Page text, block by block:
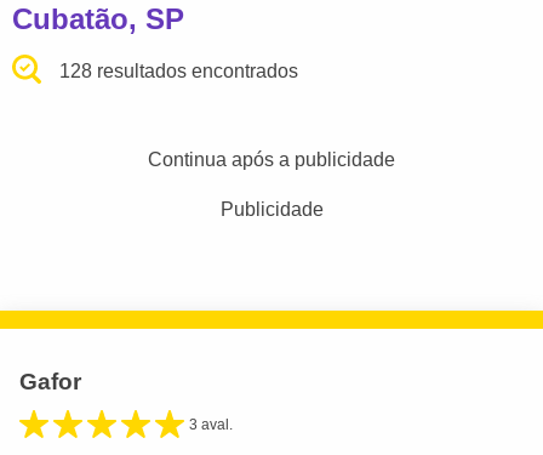
Cubatão, SP
128 resultados encontrados
Continua após a publicidade
Publicidade
Gafor
3 aval.